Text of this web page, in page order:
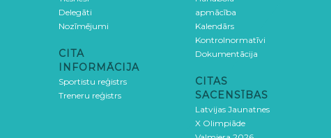
Delegāti
Nozīmējumi
CITA
INFORMĀCIJA
Sportistu reģistrs
Treneru reģistrs
apmācība
Kalendārs
Kontrolnormatīvi
Dokumentācija
CITAS
SACENSĪBAS
Latvijas Jaunatnes
X Olimpiāde